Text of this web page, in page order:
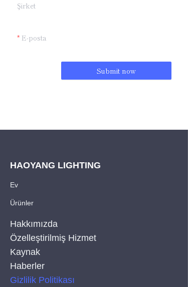
Şirket
E-posta
Submit now
HAOYANG LIGHTING
Ev
Ürünler
Hakkımızda
Özelleştirilmiş Hizmet
Kaynak
Haberler
Gizlilik Politikası